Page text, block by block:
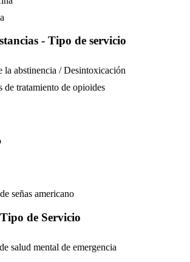
- Tipo de servicio
la abstinencia / Desintoxicación
de tratamiento de opioides
señas americano
de Servicio
salud mental de emergencia